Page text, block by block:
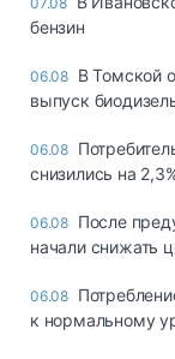
бензин
06.08 В Томской
выпуск
06.08
снизились на
06.08 После
начали снижать
06.08
к нормальному